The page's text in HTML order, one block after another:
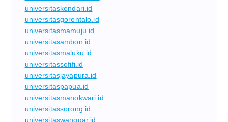
universitaskendari.id
universitasgorontalo.id
universitasmamuju.id
universitasambon.id
universitasmaluku.id
universitassofifi.id
universitasjayapura.id
universitaspapua.id
universitasmanokwari.id
universitassorong.id
universitaswanggar.id